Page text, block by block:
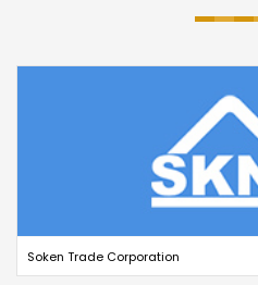
Soken Trade Corporation